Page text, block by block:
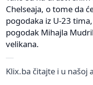
Chelseaja, o tome da
pogodaka iz U-23
pogodak Mihajla
velikana.
Klix.ba čitajte i u našoj